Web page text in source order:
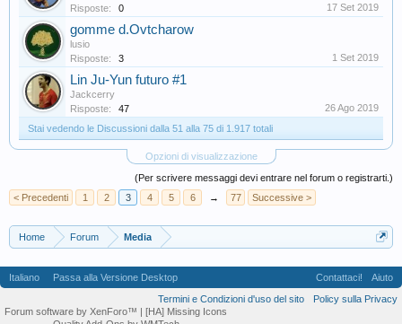
Risposte:
0 17 Set 2019
gomme d.Ovtcharow
lusio
Risposte:
3 1 Set 2019
Lin Ju-Yun futuro #1
Jackcerry
Risposte:
47
26 Ago 2019
Stai vedendo le Discussioni dalla 51 alla 75 di 1.917 totali
Opzioni di visualizzazione
(Per scrivere messaggi devi entrare nel forum o registrarti.)
< Precedenti
1 2 3 4 5 6 → 77 Successive >
Home Forum Media
Italiano Passa alla Versione Desktop Contattaci!
Aiuto
Termini e Condizioni d'uso del sito
Policy sulla Privacy
Forum software by XenForo™ | [HA] Missing Icons